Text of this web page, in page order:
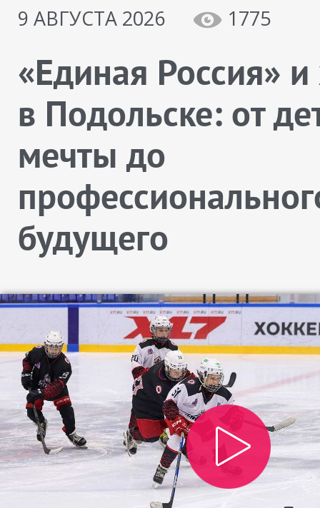
9 АВГУСТА 2026
1775
«Единая Россия»
в Подольске: от
мечты до
будущего